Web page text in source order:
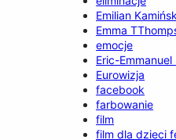
Emilian
Emma
emocje
Eric-
Eurowizja
facebook
farbowanie
film
film dla dzieci